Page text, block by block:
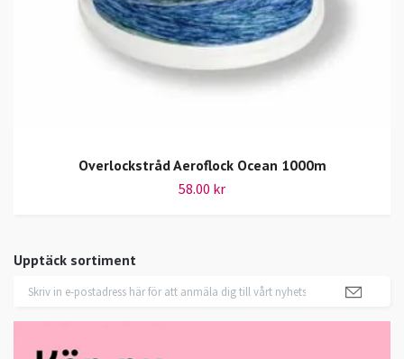
Upptäck sortiment
Overlockstråd Aeroflock Ocean 1000m
58.00 kr